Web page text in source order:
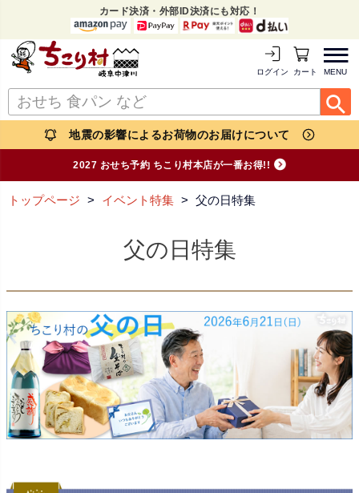
カード決済・外部ID決済にも対応！
MENU
ログイン カートを見る
地震の影響によるお荷物のお届けについて
2027 おせち予約 ちこり村本店が一番お得!!
トップページ イベント特集 父の日特集
父の日特集